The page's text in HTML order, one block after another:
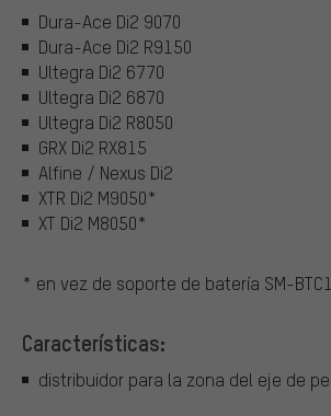
Dura-Ace Di2 9070
Dura-Ace Di2 R9150
Ultegra Di2 6770
Ultegra Di2 6870
Ultegra Di2 R8050
GRX Di2 RX815
Alfine / Nexus Di2
XTR Di2 M9050*
XT Di2 M8050*
* en vez de soporte de batería SM-BTC1
Características:
distribuidor para la zona del eje de